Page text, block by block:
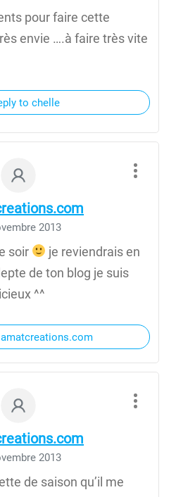
pour faire cette
envie ….à faire très vite
to chelle
2013
soir
je reviendrais en
de ton blog je suis
^^
2013
de saison qu’il me